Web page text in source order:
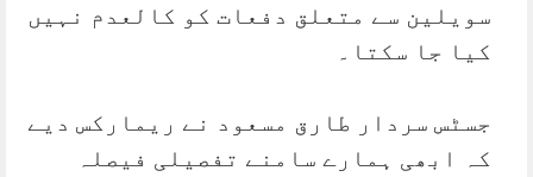
سویلین سے متعلق دفعات کو کالعدم نہیں
کیا جا سکتا۔
جسٹس سردار طارق مسعود نے ریمارکس دیے
کہ ابھی ہمارے سامنے تفصیلی فیصلہ